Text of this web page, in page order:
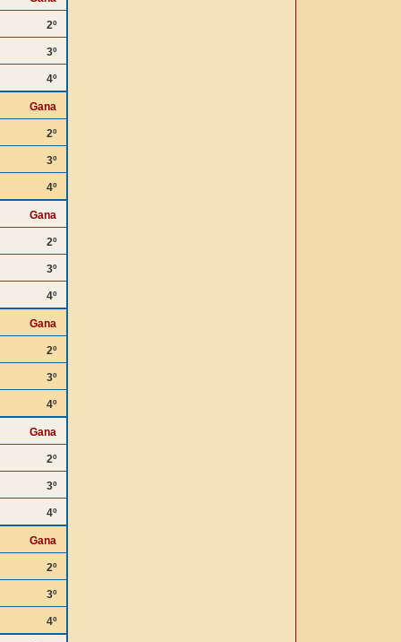
2º
3º
4º
Gana
2º
3º
4º
Gana
2º
3º
4º
Gana
2º
3º
4º
Gana
2º
3º
4º
Gana
2º
3º
4º